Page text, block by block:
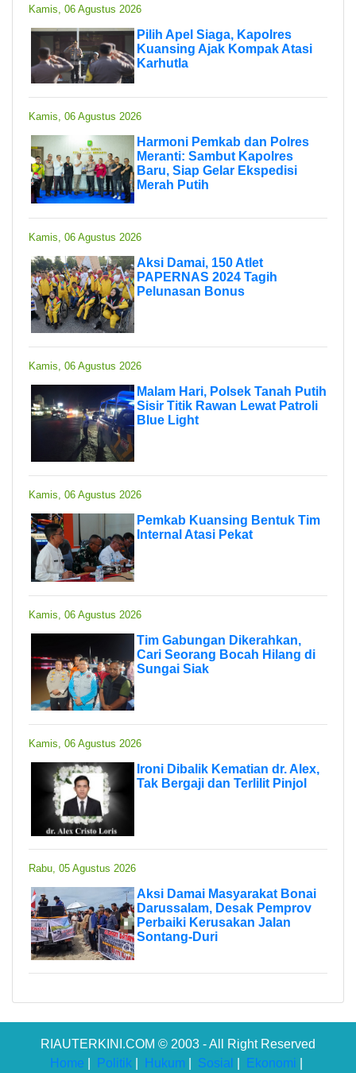
Kamis, 06 Agustus 2026
Pilih Apel Siaga, Kapolres
Kuansing Ajak Kompak Atasi
Karhutla
Kamis, 06 Agustus 2026
Harmoni Pemkab dan Polres
Meranti: Sambut Kapolres
Baru, Siap Gelar Ekspedisi
Merah Putih
Kamis, 06 Agustus 2026
Aksi Damai, 150 Atlet
PAPERNAS 2024 Tagih
Pelunasan Bonus
Kamis, 06 Agustus 2026
Malam Hari, Polsek Tanah Putih
Sisir Titik Rawan Lewat Patroli
Blue Light
Kamis, 06 Agustus 2026
Pemkab Kuansing Bentuk Tim
Internal Atasi Pekat
Kamis, 06 Agustus 2026
Tim Gabungan Dikerahkan,
Cari Seorang Bocah Hilang di
Sungai Siak
Kamis, 06 Agustus 2026
Ironi Dibalik Kematian dr. Alex,
Tak Bergaji dan Terlilit Pinjol
Rabu, 05 Agustus 2026
Aksi Damai Masyarakat Bonai
Darussalam, Desak Pemprov
Perbaiki Kerusakan Jalan
Sontang-Duri
RIAUTERKINI.COM © 2003 - All Right Reserved
Home
Politik Hukum Sosial Ekonomi